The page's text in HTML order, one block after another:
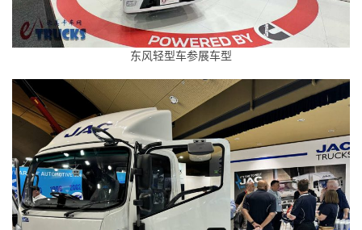
东风轻型车参展车型